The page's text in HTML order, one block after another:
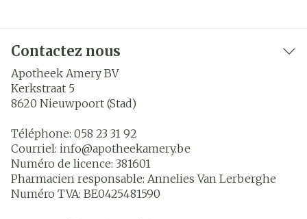
Contactez nous
Apotheek Amery BV
Kerkstraat 5
8620 Nieuwpoort (Stad)
Téléphone: 058 23 31 92
Courriel: info@apotheekamery.be
Numéro de licence: 381601
Pharmacien responsable: Annelies Van Lerberghe
Numéro TVA: BE0425481590